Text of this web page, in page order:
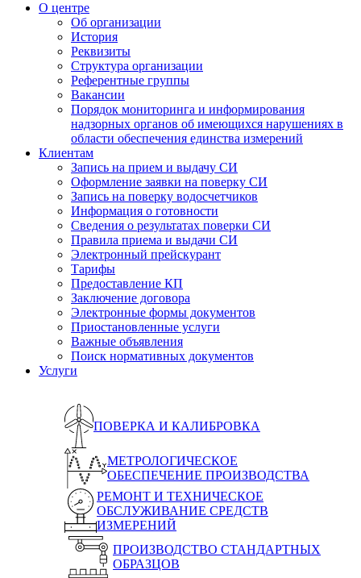
О центре
Об организации
История
Реквизиты
Структура организации
Референтные группы
Вакансии
Порядок мониторинга и информирования
надзорных органов об имеющихся нарушениях в
области обеспечения единства измерений
Клиентам
Запись на прием и выдачу СИ
Оформление заявки на поверку СИ
Запись на поверку водосчетчиков
Информация о готовности
Сведения о результатах поверки СИ
Правила приема и выдачи СИ
Электронный прейскурант
Тарифы
Предоставление КП
Заключение договора
Электронные формы документов
Приостановленные услуги
Важные объявления
Поиск нормативных документов
Услуги
ПОВЕРКА И КАЛИБРОВКА
МЕТРОЛОГИЧЕСКОЕ
ОБЕСПЕЧЕНИЕ ПРОИЗВОДСТВА
РЕМОНТ И ТЕХНИЧЕСКОЕ
ОБСЛУЖИВАНИЕ СРЕДСТВ
ИЗМЕРЕНИЙ
ПРОИЗВОДСТВО СТАНДАРТНЫХ
ОБРАЗЦОВ